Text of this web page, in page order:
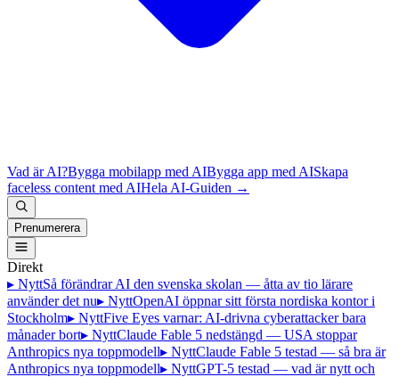
Vad är AI?Bygga mobilapp med AIBygga app med AISkapa
faceless content med AIHela AI-Guiden →
Prenumerera
Direkt
▸ NyttSå förändrar AI den svenska skolan — åtta av tio lärare
använder det nu▸ NyttOpenAI öppnar sitt första nordiska kontor i
Stockholm▸ NyttFive Eyes varnar: AI-drivna cyberattacker bara
månader bort▸ NyttClaude Fable 5 nedstängd — USA stoppar
Anthropics nya toppmodell▸ NyttClaude Fable 5 testad — så bra är
Anthropics nya toppmodell▸ NyttGPT-5 testad — vad är nytt och